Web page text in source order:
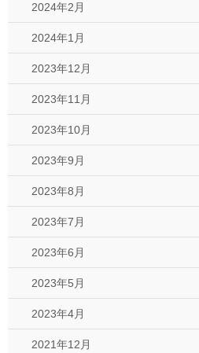
2024年2月
2024年1月
2023年12月
2023年11月
2023年10月
2023年9月
2023年8月
2023年7月
2023年6月
2023年5月
2023年4月
2021年12月